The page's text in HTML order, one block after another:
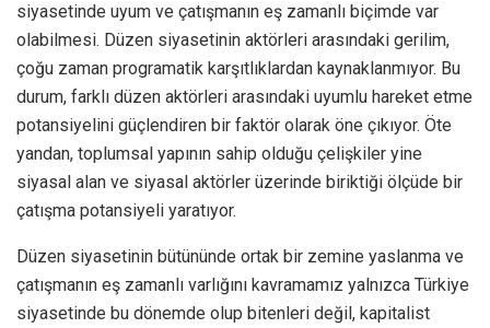
siyasetinde uyum ve çatışmanın eş zamanlı biçimde var
olabilmesi. Düzen siyasetinin aktörleri arasındaki gerilim,
çoğu zaman programatik karşıtlıklardan kaynaklanmıyor. Bu
durum, farklı düzen aktörleri arasındaki uyumlu hareket etme
potansiyelini güçlendiren bir faktör olarak öne çıkıyor. Öte
yandan, toplumsal yapının sahip olduğu çelişkiler yine
siyasal alan ve siyasal aktörler üzerinde biriktiği ölçüde bir
çatışma potansiyeli yaratıyor.
Düzen siyasetinin bütününde ortak bir zemine yaslanma ve
çatışmanın eş zamanlı varlığını kavramamız yalnızca Türkiye
siyasetinde bu dönemde olup bitenleri değil, kapitalist